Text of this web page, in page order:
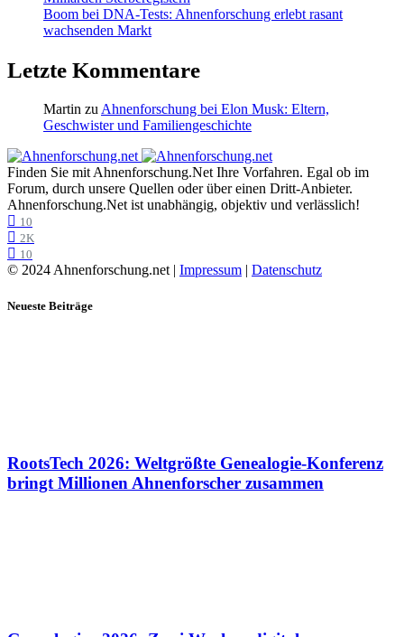
Boom bei DNA-Tests: Ahnenforschung erlebt rasant
wachsenden Markt
Letzte Kommentare
Martin zuAhnenforschung bei Elon Musk: Eltern,
Geschwister und Familiengeschichte
Finden Sie mit Ahnenforschung.Net Ihre Vorfahren. Egal ob im
Forum, durch unsere Quellen oder über einen Dritt-Anbieter.
Ahnenforschung.Net ist unabhängig, objektiv und verlässlich!
10
2K
10
© 2024 Ahnenforschung.net | Impressum Datenschutz
Neueste Beiträge
RootsTech 2026: Weltgrößte Genealogie-Konferenz
bringt Millionen Ahnenforscher zusammen